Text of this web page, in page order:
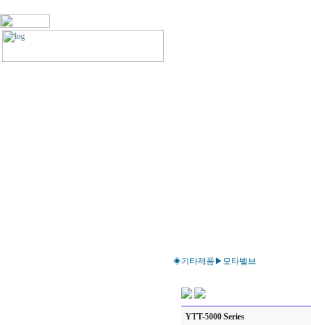
◈기타제품▶모타밸브
YTT-5000 Series